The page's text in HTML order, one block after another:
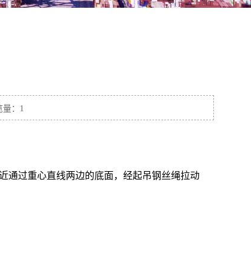
：1
通过重心直线两边的底面，经起吊钢丝绳拉动